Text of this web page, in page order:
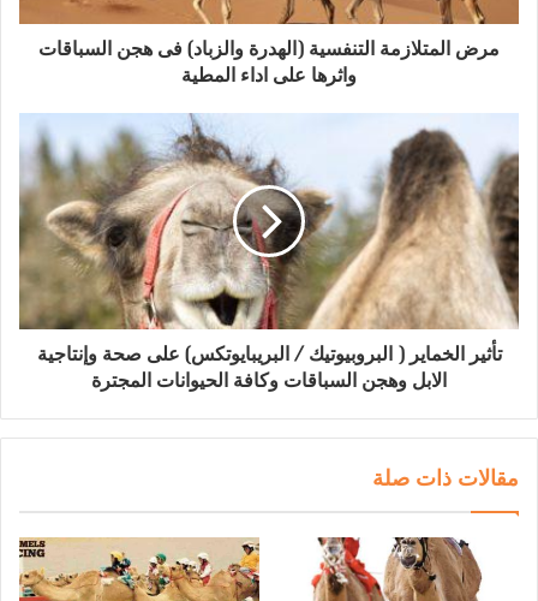
مرض المتلازمة التنفسية (الهدرة والزباد) فى هجن السباقات
واثرها على اداء المطية
تأثير الخماير ( البروبيوتيك / البريبايوتكس) على صحة وإنتاجية
الابل وهجن السباقات وكافة الحيوانات المجترة
مقالات ذات صلة